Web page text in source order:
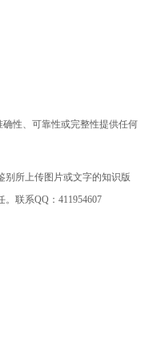
性、可靠性或完整性提供任何
别所上传图片或文字的知识版
联系QQ：411954607